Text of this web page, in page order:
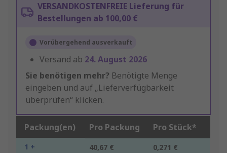
VERSANDKOSTENFREIE Lieferung für
Bestellungen ab 100,00 €
Vorübergehend ausverkauft
Versand ab 24. August 2026
Sie benötigen mehr? Benötigte Menge
eingeben und auf „Lieferverfügbarkeit
überprüfen“ klicken.
Packung(en) Pro Packung Pro Stück*
1 + 40,67 € 0,271 €